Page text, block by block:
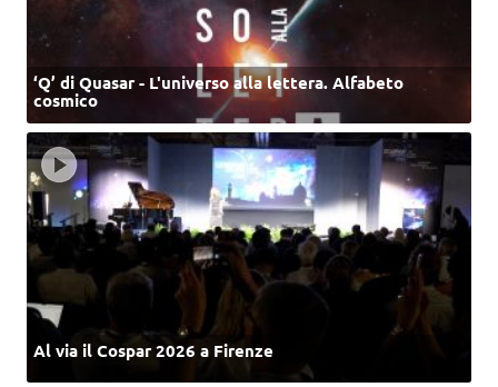
‘Q’ di Quasar - L'universo alla lettera. Alfabeto
cosmico
Al via il Cospar 2026 a Firenze